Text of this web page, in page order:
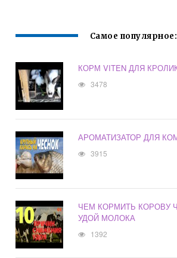
Самое популярное:
КОРМ VITEN ДЛЯ
3478
АРОМАТИЗАТОР ДЛЯ
3915
ЧЕМ КОРМИТЬ КОРОВУ
УДОЙ МОЛОКА
1392